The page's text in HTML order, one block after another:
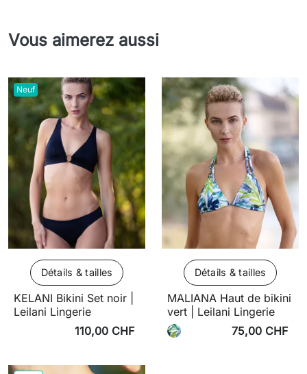
Vous aimerez aussi
Neuf
Détails & tailles
KELANI Bikini Set noir |
Leilani Lingerie
110,00 CHF
Détails & tailles
MALIANA Haut de bikini
vert | Leilani Lingerie
75,00 CHF